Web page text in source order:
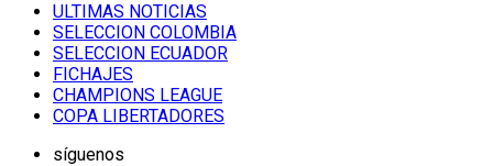
ULTIMAS NOTICIAS
SELECCION COLOMBIA
SELECCION ECUADOR
FICHAJES
CHAMPIONS LEAGUE
COPA LIBERTADORES
síguenos